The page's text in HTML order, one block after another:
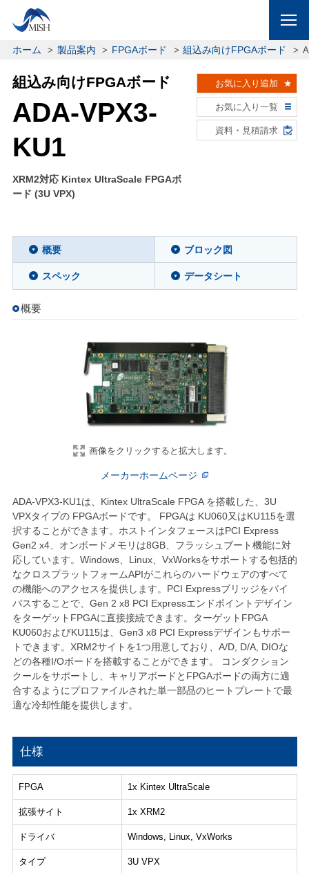
ホーム 製品案内 FPGAボード 組込み向けFPGAボード
組込み向けFPGAボード
ADA-VPX3-
KU1
XRM2対応 Kintex UltraScale FPGAボ
ード (3U VPX)
お気に入り追加
お気に入り一覧
資料・見積請求
概要 ブロック図
スペック データシート
概要
画像をクリックすると拡大します。
メーカーホームページ
ADA-VPX3-KU1は、Kintex UltraScale FPGA を搭載した、3U
VPXタイプの FPGAボードです。 FPGAは KU060又はKU115を選
択することができます。ホストインタフェースはPCI Express
Gen2 x4、オンボードメモリは8GB、フラッシュブート機能に対
応しています。Windows、Linux、VxWorksをサポートする包括的
なクロスプラットフォームAPIがこれらのハードウェアのすべて
の機能へのアクセスを提供します。PCI Expressブリッジをバイ
パスすることで、Gen 2 x8 PCI Expressエンドポイントデザイン
をターゲットFPGAに直接接続できます。ターゲットFPGA
KU060およびKU115は、Gen3 x8 PCI Expressデザインもサポー
トできます。XRM2サイトを1つ用意しており、A/D, D/A, DIOな
どの各種I/Oボードを搭載することができます。 コンダクション
クールをサポートし、キャリアボードとFPGAボードの両方に適
合するようにプロファイルされた単一部品のヒートプレートで最
適な冷却性能を提供します。
仕様
FPGA 1x Kintex UltraScale
拡張サイト 1x XRM2
ドライバ Windows, Linux, VxWorks
タイプ 3U VPX